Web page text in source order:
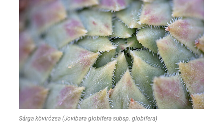
Sárga kövirózsa (Jovibara globifera subsp. globifera)